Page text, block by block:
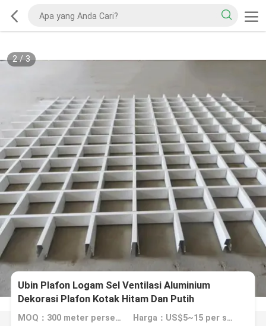
2/3
Ubin Plafon Logam Sel Ventilasi Aluminium
Dekorasi Plafon Kotak Hitam Dan Putih
MOQ：300 meter persegi Harga：US$5~15 per sqm